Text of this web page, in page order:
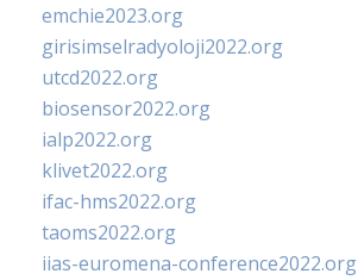
emchie2023.org
girisimselradyoloji2022.org
utcd2022.org
biosensor2022.org
ialp2022.org
klivet2022.org
ifac-hms2022.org
taoms2022.org
iias-euromena-conference2022.org